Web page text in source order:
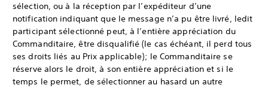
sélection, ou à la réception par l’expéditeur d’une
notification indiquant que le message n’a pu être livré, ledit
participant sélectionné peut, à l’entière appréciation du
Commanditaire, être disqualifié (le cas échéant, il perd tous
ses droits liés au Prix applicable); le Commanditaire se
réserve alors le droit, à son entière appréciation et si le
temps le permet, de sélectionner au hasard un autre